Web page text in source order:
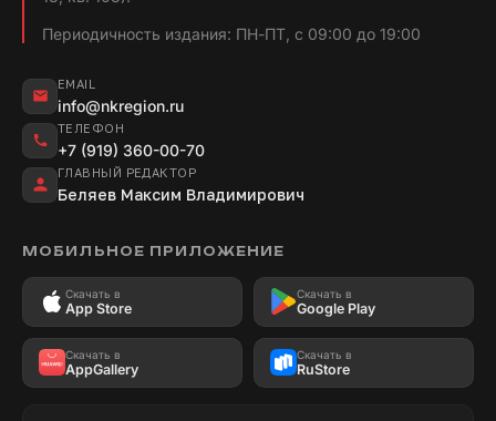
Периодичность издания: ПН-ПТ, с 09:00 до 19:00
EMAIL
info@nkregion.ru
ТЕЛЕФОН
+7 (919) 360-00-70
ГЛАВНЫЙ РЕДАКТОР
Беляев Максим Владимирович
МОБИЛЬНОЕ ПРИЛОЖЕНИЕ
Скачать в
App Store
Скачать в
Google Play
Скачать в
AppGallery
Скачать в
RuStore